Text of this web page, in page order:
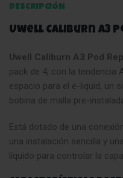
DESCRIPCIÓN
Uwell Caliburn A3
Uwell Caliburn A3 Pod
pack de 4, con la tendencia
espacio para el e-liquid, un
bobina de malla pre-
Está dotado de una
una instalación sencilla y
líquido para controlar la